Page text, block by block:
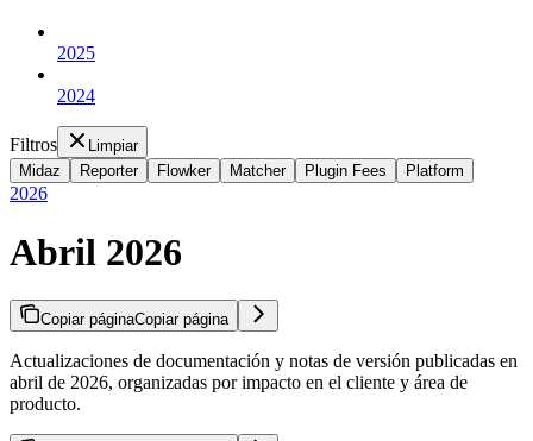
2025
2024
Filtros
Limpiar
Midaz
Reporter Flowker Matcher Plugin Fees Platform
2026
Abril 2026
Copiar páginaCopiar página
Actualizaciones de documentación y notas de versión publicadas en
abril de 2026, organizadas por impacto en el cliente y área de
producto.